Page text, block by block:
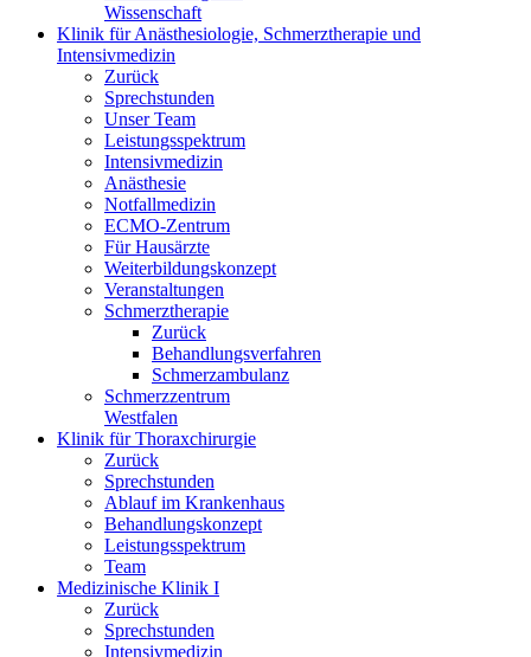
Wissenschaft
Klinik für Anästhesiologie, Schmerztherapie und
Intensivmedizin
Zurück
Sprechstunden
Unser Team
Leistungsspektrum
Intensivmedizin
Anästhesie
Notfallmedizin
ECMO-Zentrum
Für Hausärzte
Weiterbildungskonzept
Veranstaltungen
Schmerztherapie
Zurück
Behandlungsverfahren
Schmerzambulanz
Schmerzzentrum
Westfalen
Klinik für Thoraxchirurgie
Zurück
Sprechstunden
Ablauf im Krankenhaus
Behandlungskonzept
Leistungsspektrum
Team
Medizinische Klinik I
Zurück
Sprechstunden
Intensivmedizin